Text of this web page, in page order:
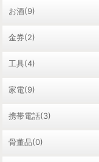
お酒(9)
金券(2)
工具(4)
家電(9)
携帯電話(3)
骨董品(0)